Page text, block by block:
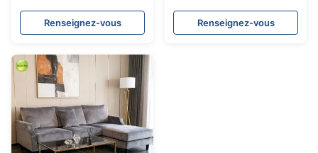
meubles couchette pour
chambreRenseignez-vous
pivotante
Renseignez-vous